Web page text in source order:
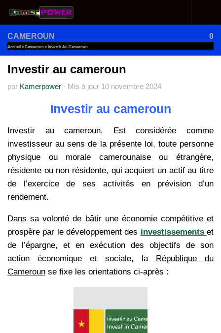
Au dessous du contenu
CAMEROUN 0
Accueil » Cameroun » Investir Au Cameroun
Investir au cameroun
par Kamerpower · Mis à jour 10 novembre 2024
Investir au cameroun
Investir au cameroun. Est considérée comme
investisseur au sens de la présente loi, toute personne
physique ou morale camerounaise ou étrangère,
résidente ou non résidente, qui acquiert un actif au titre
de l’exercice de ses activités en prévision d’un
rendement.
Dans sa volonté de bâtir une économie compétitive et
prospère par le développement des investissementset
de l’épargne, et en exécution des objectifs de son
action économique et sociale, la République du
Cameroun se fixe les orientations ci-après :